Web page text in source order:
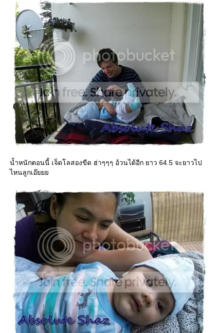
น้ำหนักตอนนี้ เจ็ดโลสองขีด ฮ่าๆๆๆ อ้วนได้อีก ยาว 64.5 จะยาวไป
ไหนลูกเอ๊